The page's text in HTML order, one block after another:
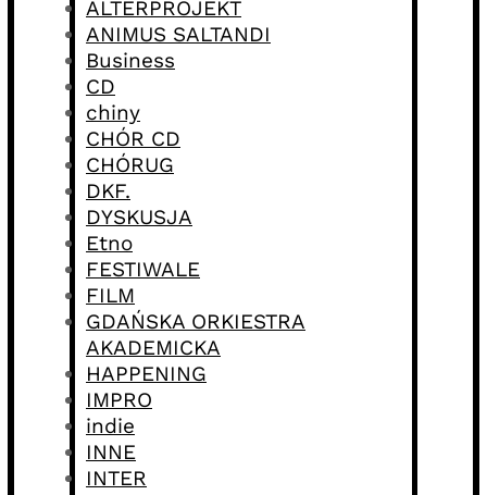
ALTERPROJEKT
ANIMUS SALTANDI
Business
CD
chiny
CHÓR CD
CHÓRUG
DKF.
DYSKUSJA
Etno
FESTIWALE
FILM
GDAŃSKA ORKIESTRA
AKADEMICKA
HAPPENING
IMPRO
indie
INNE
INTER